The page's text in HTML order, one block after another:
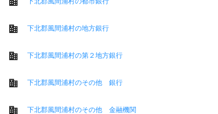
下北郡風間浦村の地方銀行
下北郡風間浦村の第２地方銀行
下北郡風間浦村のその他 銀行
下北郡風間浦村のその他 金融機関